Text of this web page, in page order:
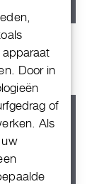
apparaat
Door in
of
Als